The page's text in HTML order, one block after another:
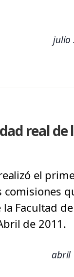
julio
real de
el
comisiones
Facultad de
de 2011.
abril